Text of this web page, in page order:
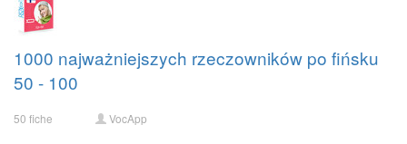
1000 najważniejszych rzeczowników po fińsku
50 - 100
50 fiche VocApp